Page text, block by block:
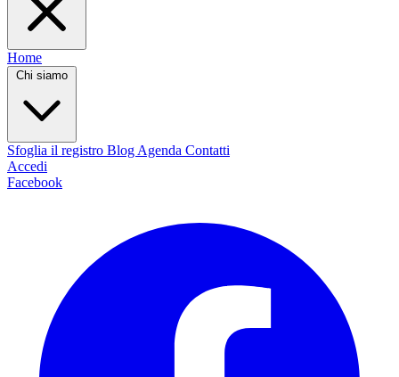
Home
Chi siamo
Sfoglia il registro Blog Agenda Contatti
Accedi
Facebook